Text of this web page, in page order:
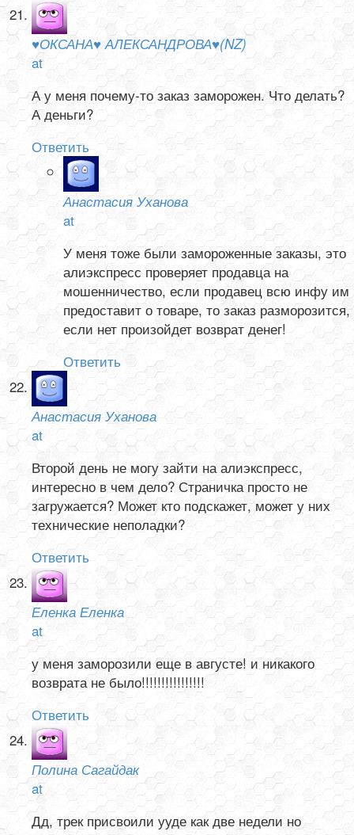
♥ОКСАНА♥ АЛЕКСАНДРОВА♥(NZ)
at
А у меня почему-то заказ заморожен. Что делать?
А деньги?
Ответить
Анастасия Уханова
at
У меня тоже были замороженные заказы, это
алиэкспресс проверяет продавца на
мошенничество, если продавец всю инфу им
предоставит о товаре, то заказ разморозится,
если нет произойдет возврат денег!
Ответить
Анастасия Уханова
at
Второй день не могу зайти на алиэкспресс,
интересно в чем дело? Страничка просто не
загружается? Может кто подскажет, может у них
технические неполадки?
Ответить
Еленка Еленка
at
у меня заморозили еще в августе! и никакого
возврата не было!!!!!!!!!!!!!!!!
Ответить
Полина Сагайдак
at
Дд, трек присвоили ууде как две недели но